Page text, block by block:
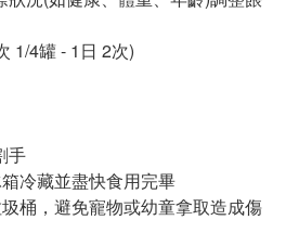
1/4罐 - 1日 2次)
手
冷藏並盡快食用完畢
桶，避免寵物或幼童拿取造成傷